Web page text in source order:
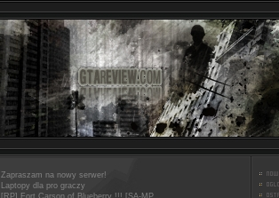
Zapraszam na nowy serwer!
Laptopy dla pro graczy
[RP] Fort Carson of Blueberry !!! [SA-MP...